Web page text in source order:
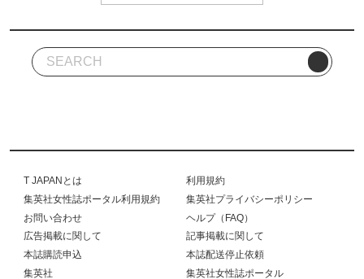
T JAPANとは
利用規約
集英社女性誌ポータル利用規約
集英社プライバシーポリシー
お問い合わせ
ヘルプ（FAQ）
広告掲載に関して
記事掲載に関して
本誌購読申込
本誌配送停止依頼
集英社
集英社女性誌ポータル